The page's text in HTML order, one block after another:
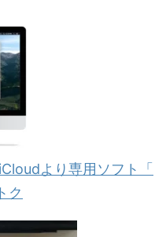
より専用ソフト「
ク